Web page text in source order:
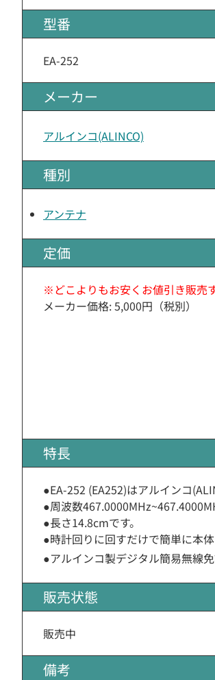
型番
EA-252
メーカー
アルインコ(ALINCO)
種別
アンテナ
定価
※どこよりもお安くお値引き販売
メーカー価格: 5,000円（税別）
特長
●EA-252 (EA252)はアルインコ
●周波数
●長さ14.8cmです。
●時計回りに回すだけで簡単に本体
●アルインコ製デジタル簡易無線
販売状態
販売中
備考